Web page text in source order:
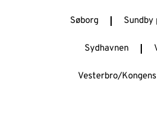
Søborg Sundby
Sydhavnen
Vesterbro/